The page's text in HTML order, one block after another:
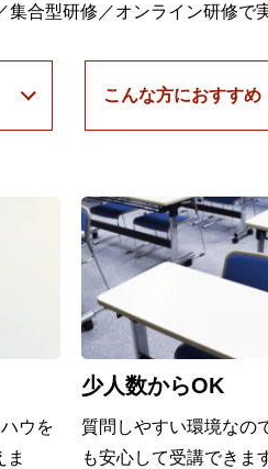
合型研修／オンライン研修で
こんな方におすすめ
ウを
ま
少人数からOK
質問しやすい環境なの
も安心して受講できま